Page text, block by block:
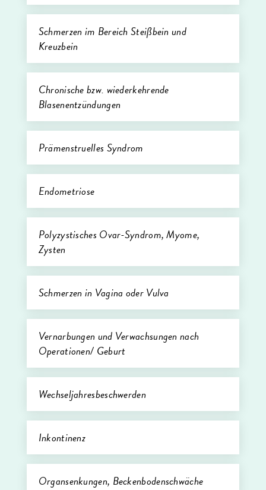
Schmerzen im Bereich Steißbein und
Kreuzbein
Chronische bzw. wiederkehrende
Blasenentzündungen
Prämenstruelles Syndrom
Endometriose
Polyzystisches Ovar-Syndrom, Myome,
Zysten
Schmerzen in Vagina oder Vulva
Vernarbungen und Verwachsungen nach
Operationen/ Geburt
Wechseljahresbeschwerden
Inkontinenz
Organsenkungen, Beckenbodenschwäche